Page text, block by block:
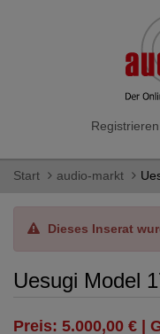
Registrieren
Start audio-markt
Dieses Inserat
Uesugi Model
Preis: 5.000,00 € |